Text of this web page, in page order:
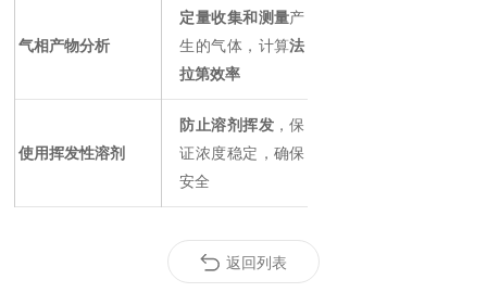
气相产物分析
定量收集和测量产
生的气体，计算法
拉第效率
使用挥发性溶剂
防止溶剂挥发 ，保
证浓度稳定，确保
安全
返回列表